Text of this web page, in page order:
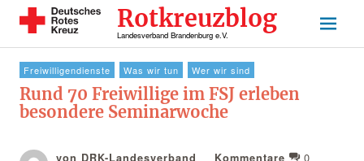
Rotkreuzblog
Landesverband Brandenburg e.V.
Freiwilligendienste Was wir tun Wer wir sind
Rund 70 Freiwillige im FSJ erleben
besondere Seminarwoche
von DRK-Landesverband
Kommentare 0